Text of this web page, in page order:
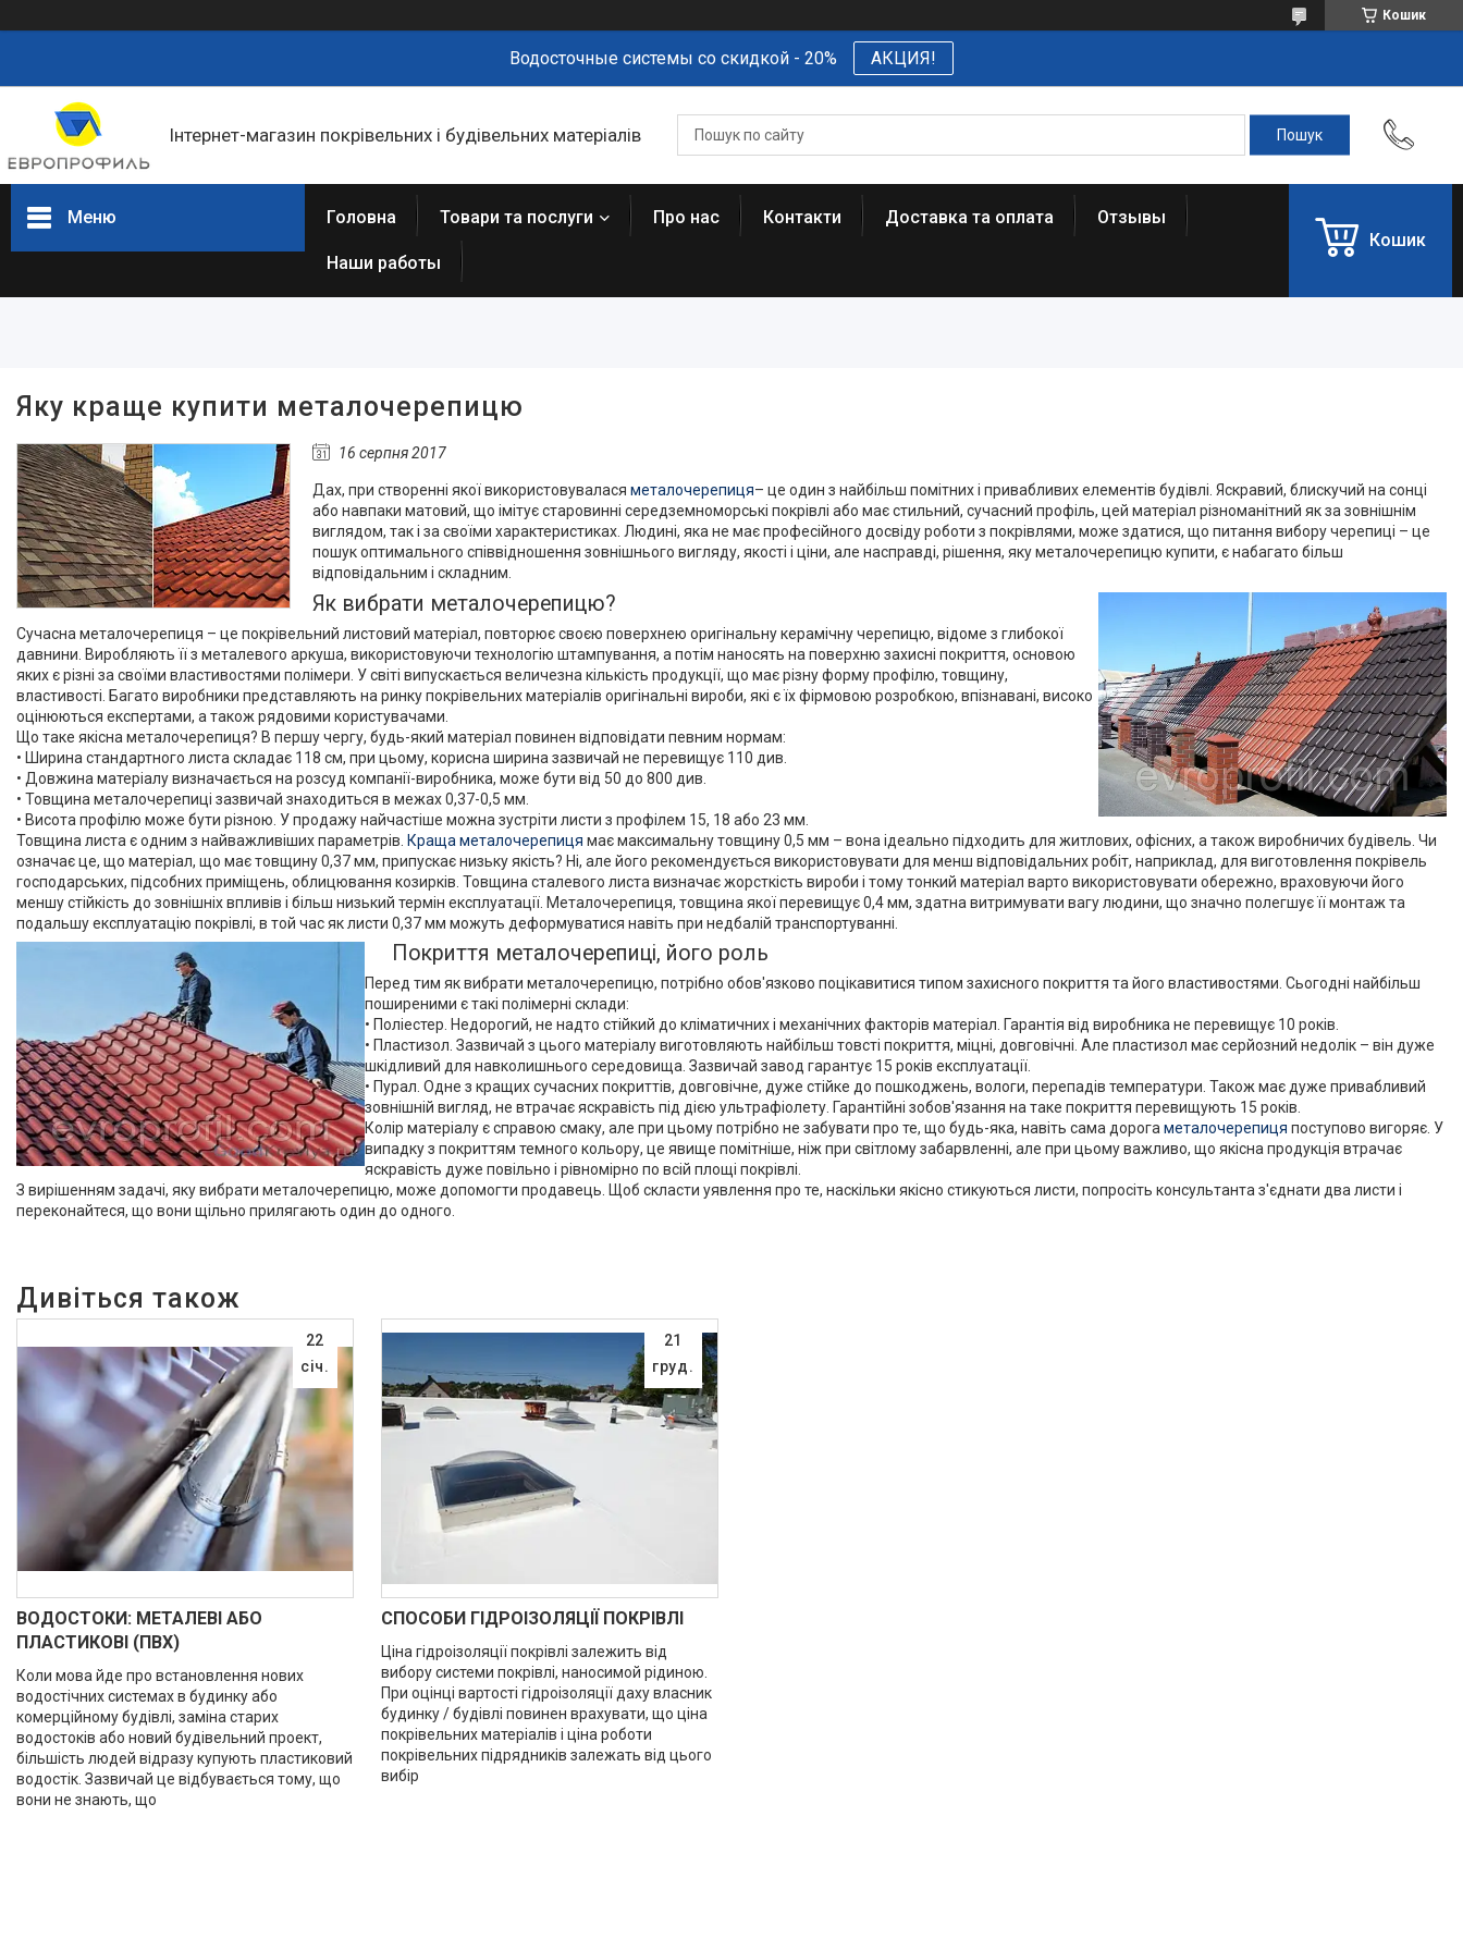
Кошик
Водосточные системы со скидкой - 20% АКЦИЯ!
Інтернет-магазин покрівельних і будівельних матеріалів
Меню
Фотогалерея
Представництва та філіали
Головна Товари та послуги Про нас Контакти Доставка та оплата Отзывы
Наши работы
Кошик
Яку краще купити металочерепицю
16 серпня 2017
Дах, при створенні якої використовувалася металочерепиця– це один з найбільш помітних і привабливих елементів будівлі. Яскравий, блискучий на сонці
або навпаки матовий, що імітує старовинні середземноморські покрівлі або має стильний, сучасний профіль, цей матеріал різноманітний як за зовнішнім
виглядом, так і за своїми характеристиках. Людині, яка не має професійного досвіду роботи з покрівлями, може здатися, що питання вибору черепиці – це
пошук оптимального співвідношення зовнішнього вигляду, якості і ціни, але насправді, рішення, яку металочерепицю купити, є набагато більш
відповідальним і складним.
Як вибрати металочерепицю?
Сучасна металочерепиця – це покрівельний листовий матеріал, повторює своєю поверхнею оригінальну керамічну черепицю, відоме з глибокої
давнини. Виробляють її з металевого аркуша, використовуючи технологію штампування, а потім наносять на поверхню захисні покриття, основою
яких є різні за своїми властивостями полімери. У світі випускається величезна кількість продукції, що має різну форму профілю, товщину,
властивості. Багато виробники представляють на ринку покрівельних матеріалів оригінальні вироби, які є їх фірмовою розробкою, впізнавані, високо
оцінюються експертами, а також рядовими користувачами.
Що таке якісна металочерепиця? В першу чергу, будь-який матеріал повинен відповідати певним нормам:
• Ширина стандартного листа складає 118 см, при цьому, корисна ширина зазвичай не перевищує 110 див.
• Довжина матеріалу визначається на розсуд компанії-виробника, може бути від 50 до 800 див.
• Товщина металочерепиці зазвичай знаходиться в межах 0,37-0,5 мм.
• Висота профілю може бути різною. У продажу найчастіше можна зустріти листи з профілем 15, 18 або 23 мм.
Товщина листа є одним з найважливіших параметрів. Краща металочерепиця має максимальну товщину 0,5 мм – вона ідеально підходить для житлових, офісних, а також виробничих будівель. Чи
означає це, що матеріал, що має товщину 0,37 мм, припускає низьку якість? Ні, але його рекомендується використовувати для менш відповідальних робіт, наприклад, для виготовлення покрівель
господарських, підсобних приміщень, облицювання козирків. Товщина сталевого листа визначає жорсткість вироби і тому тонкий матеріал варто використовувати обережно, враховуючи його
меншу стійкість до зовнішніх впливів і більш низький термін експлуатації. Металочерепиця, товщина якої перевищує 0,4 мм, здатна витримувати вагу людини, що значно полегшує її монтаж та
подальшу експлуатацію покрівлі, в той час як листи 0,37 мм можуть деформуватися навіть при недбалій транспортуванні.
Покриття металочерепиці, його роль
Перед тим як вибрати металочерепицю, потрібно обов'язково поцікавитися типом захисного покриття та його властивостями. Сьогодні найбільш
поширеними є такі полімерні склади:
• Поліестер. Недорогий, не надто стійкий до кліматичних і механічних факторів матеріал. Гарантія від виробника не перевищує 10 років.
• Пластизол. Зазвичай з цього матеріалу виготовляють найбільш товсті покриття, міцні, довговічні. Але пластизол має серйозний недолік – він дуже
шкідливий для навколишнього середовища. Зазвичай завод гарантує 15 років експлуатації.
• Пурал. Одне з кращих сучасних покриттів, довговічне, дуже стійке до пошкоджень, вологи, перепадів температури. Також має дуже привабливий
зовнішній вигляд, не втрачає яскравість під дією ультрафіолету. Гарантійні зобов'язання на таке покриття перевищують 15 років.
Колір матеріалу є справою смаку, але при цьому потрібно не забувати про те, що будь-яка, навіть сама дорогаметалочерепиця поступово вигоряє. У
випадку з покриттям темного кольору, це явище помітніше, ніж при світлому забарвленні, але при цьому важливо, що якісна продукція втрачає
яскравість дуже повільно і рівномірно по всій площі покрівлі.
З вирішенням задачі, яку вибрати металочерепицю, може допомогти продавець. Щоб скласти уявлення про те, наскільки якісно стикуються листи, попросіть консультанта з'єднати два листи і
переконайтеся, що вони щільно прилягають один до одного.
22
січ.
ВОДОСТОКИ: МЕТАЛЕВІ АБО
ПЛАСТИКОВІ (ПВХ)
Коли мова йде про встановлення нових
водостічних системах в будинку або
комерційному будівлі, заміна старих
водостоків або новий будівельний проект,
більшість людей відразу купують пластиковий
водостік. Зазвичай це відбувається тому, що
вони не знають, що
21
груд.
СПОСОБИ ГІДРОІЗОЛЯЦІЇ ПОКРІВЛІ
Ціна гідроізоляції покрівлі залежить від
вибору системи покрівлі, наносимой рідиною.
При оцінці вартості гідроізоляції даху власник
будинку / будівлі повинен врахувати, що ціна
покрівельних матеріалів і ціна роботи
покрівельних підрядників залежать від цього
вибір